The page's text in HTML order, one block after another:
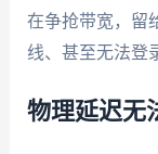
在争抢带宽，留
线、甚至无法登
物理延迟无